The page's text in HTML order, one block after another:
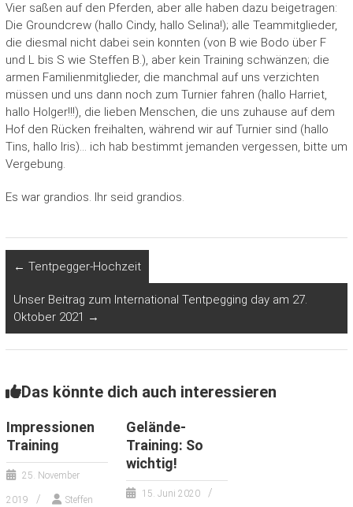
Vier saßen auf den Pferden, aber alle haben dazu beigetragen:
Die Groundcrew (hallo Cindy, hallo Selina!); alle Teammitglieder,
die diesmal nicht dabei sein konnten (von B wie Bodo über F
und L bis S wie Steffen B.), aber kein Training schwänzen; die
armen Familienmitglieder, die manchmal auf uns verzichten
müssen und uns dann noch zum Turnier fahren (hallo Harriet,
hallo Holger!!!), die lieben Menschen, die uns zuhause auf dem
Hof den Rücken freihalten, während wir auf Turnier sind (hallo
Tins, hallo Iris)… ich hab bestimmt jemanden vergessen, bitte um
Vergebung.
Es war grandios. Ihr seid grandios.
← Tentpegger-Hochzeit
Unser Beitrag zum International Tentpegging day am 27.
Oktober 2021 →
Das könnte dich auch interessieren
Impressionen
Training
25. November
2019 Steffen
Gelände-
Training: So
wichtig!
15. Juni 2020